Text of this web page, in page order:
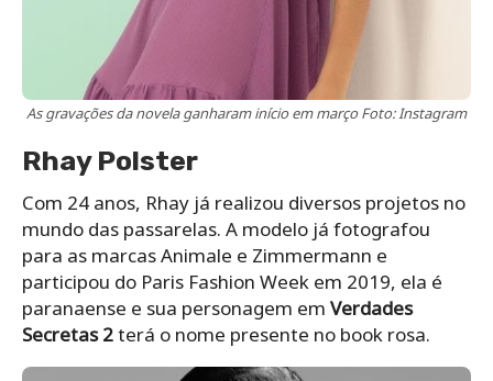
As gravações da novela ganharam início em março Foto: Instagram
Rhay Polster
Com 24 anos, Rhay já realizou diversos projetos no
mundo das passarelas. A modelo já fotografou
para as marcas Animale e Zimmermann e
participou do Paris Fashion Week em 2019, ela é
paranaense e sua personagem em Verdades
Secretas 2terá o nome presente no book rosa.